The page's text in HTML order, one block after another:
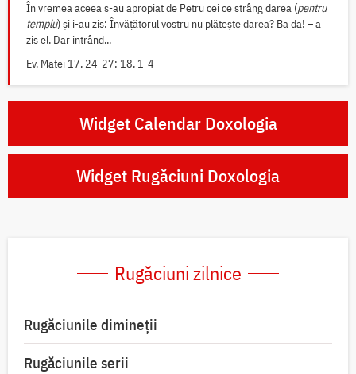
În vremea aceea s-au apropiat de Petru cei ce strâng darea (pentru
templu) și i-au zis: Învățătorul vostru nu plătește darea? Ba da! – a
zis el. Dar intrând...
Ev. Matei 17, 24-27; 18, 1-4
Widget Calendar Doxologia
Widget Rugăciuni Doxologia
Rugăciuni zilnice
Rugăciunile dimineții
Rugăciunile serii